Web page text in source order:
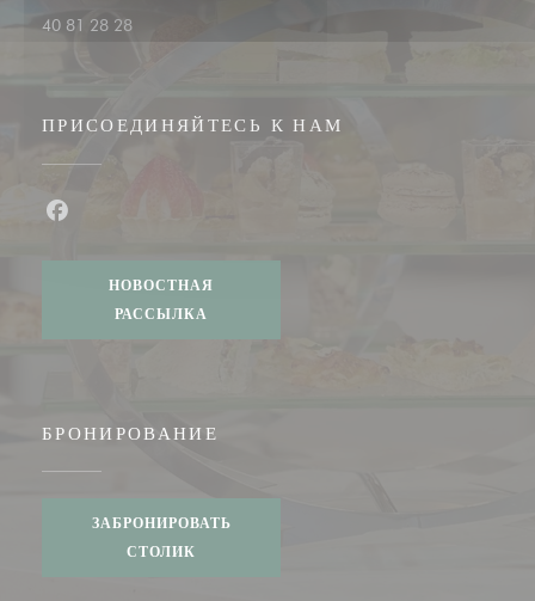
40 81 28 28
ПРИСОЕДИНЯЙТЕСЬ К НАМ
НОВОСТНАЯ
РАССЫЛКА
БРОНИРОВАНИЕ
ЗАБРОНИРОВАТЬ
СТОЛИК